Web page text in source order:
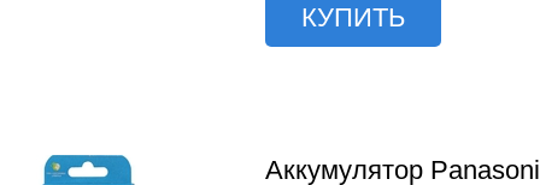
КУПИТЬ
Аккумулятор